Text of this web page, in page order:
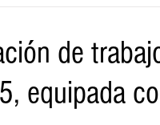
de
equipada